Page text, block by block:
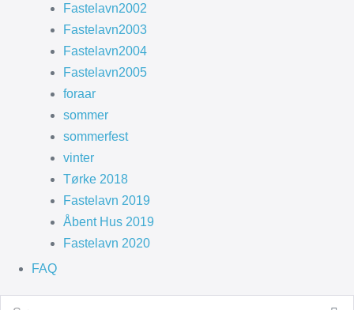
Fastelavn2002
Fastelavn2003
Fastelavn2004
Fastelavn2005
foraar
sommer
sommerfest
vinter
Tørke 2018
Fastelavn 2019
Åbent Hus 2019
Fastelavn 2020
FAQ
Search